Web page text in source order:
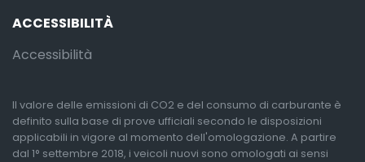
ACCESSIBILITÀ
Accessibilità
Il valore delle emissioni di CO2 e del consumo di carburante è
definito sulla base di prove ufficiali secondo le disposizioni
applicabili in vigore al momento dell'omologazione. A partire
dal 1° settembre 2018, i veicoli nuovi sono omologati ai sensi